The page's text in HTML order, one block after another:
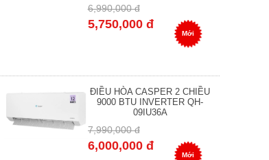
6,990,000 đ
5,750,000 đ
Mới
ĐIỀU HÒA CASPER 2 CHIỀU
9000 BTU INVERTER QH-
09IU36A
7,990,000 đ
6,000,000 đ
Mới